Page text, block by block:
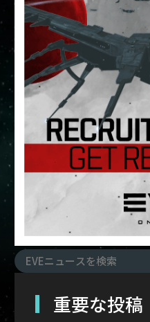
重要な投稿